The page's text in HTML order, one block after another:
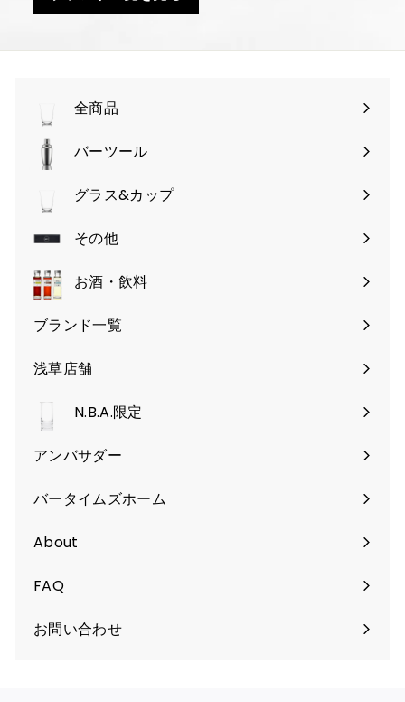
全商品
バーツール
サ
メ
ニ
ー
を
く
グラス&カップ
サ
ブ
ニ
ュ
ー
を
く
その他
サ
ブ
メ
ニ
ー
を
開
く
お酒・飲料
ブランド一覧
浅草店舗
N.B.A.限定
アンバサダー
バータイムズホーム
About
FAQ
お問い合わせ